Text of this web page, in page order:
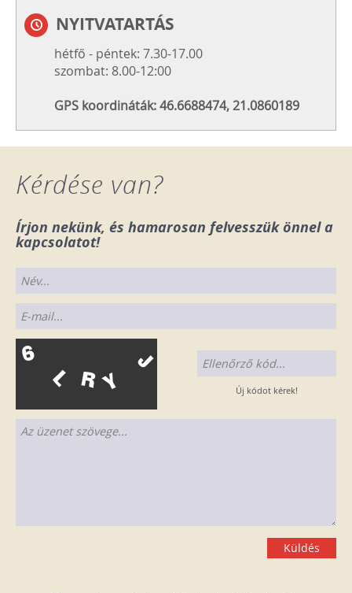
NYITVATARTÁS
hétfő - péntek: 7.30-17.00
szombat: 8.00-12:00
GPS koordináták: 46.6688474, 21.0860189
Kérdése van?
Írjon nekünk, és hamarosan felvesszük önnel a
kapcsolatot!
Új kódot kérek!